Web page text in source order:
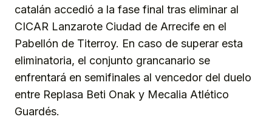
catalán accedió a la fase final tras eliminar al
CICAR Lanzarote Ciudad de Arrecife en el
Pabellón de Titerroy. En caso de superar esta
eliminatoria, el conjunto grancanario se
enfrentará en semifinales al vencedor del duelo
entre Replasa Beti Onak y Mecalia Atlético
Guardés.